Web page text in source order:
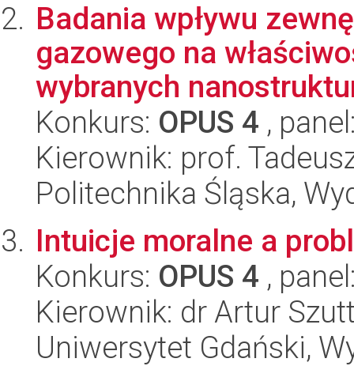
Badania wpływu
gazowego na
wybranych
Konkurs: OPUS 4 ,
Kierownik: prof.
Politechnika Śląska,
Intuicje moralne a
Konkurs: OPUS 4 ,
Kierownik: dr Artur
Uniwersytet Gdański,